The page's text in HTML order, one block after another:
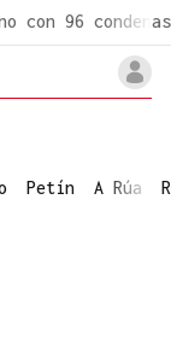
con 96 condenas
Petín A Rúa